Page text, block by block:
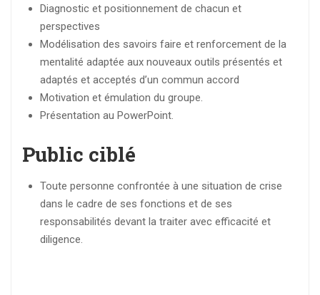
Diagnostic et positionnement de chacun et
perspectives
Modélisation des savoirs faire et renforcement de la
mentalité adaptée aux nouveaux outils présentés et
adaptés et acceptés d’un commun accord
Motivation et émulation du groupe.
Présentation au PowerPoint.
Public ciblé
Toute personne confrontée à une situation de crise
dans le cadre de ses fonctions et de ses
responsabilités devant la traiter avec efficacité et
diligence.